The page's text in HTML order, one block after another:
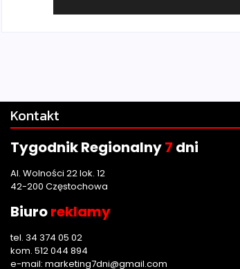
Kontakt
Tygodnik Regionalny7 dni
Al. Wolności 22 lok. 12
42-200 Częstochowa
Biuroreklamy
tel. 34 374 05 02
kom. 512 044 894
e-mail: marketing7dni@gmail.com